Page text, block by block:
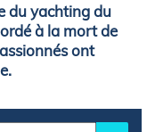
du yachting du
à la mort de
ont